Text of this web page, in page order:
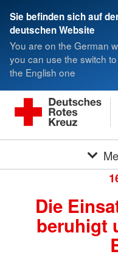
Sie befinden sich auf
deutschen Website
You are on the German
you can use the switch
the English one
Die
beruhigt